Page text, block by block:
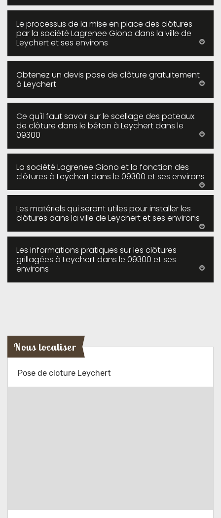
Le processus de la mise en place des clôtures
par la société Lagrenee Giono dans la ville de
Leychert et ses environs
Obtenez un devis pose de clôture gratuitement
à Leychert
Ce qu'il faut savoir sur le scellage des poteaux
de clôture dans le béton à Leychert dans le
09300
La société Lagrenee Giono et la fonction des
clôtures à Leychert dans le 09300 et ses environs
Les matériels qui seront utiles pour installer les
clôtures dans la ville de Leychert et ses environs
Les informations pratiques sur les clôtures
grillagées à Leychert dans le 09300 et ses
environs
Nous localiser
Pose de cloture Leychert